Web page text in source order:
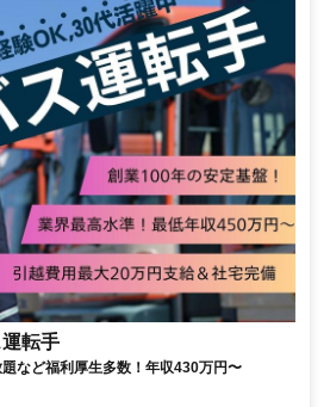
転手
など福利厚生多数！年収430万円〜